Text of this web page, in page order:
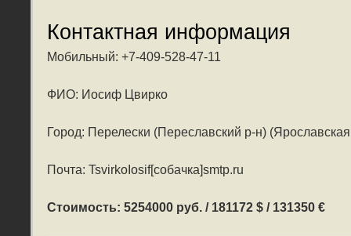
Контактная информация
Мобильный: +7-409-528-47-11
ФИО: Иосиф Цвирко
Город: Перелески (Переславский р-н) (Ярославская
Почта: TsvirkoIosif[собачка]smtp.ru
Стоимость: 5254000 руб. / 181172 $ / 131350 €